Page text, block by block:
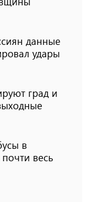
данные
удары
град и
в
весь